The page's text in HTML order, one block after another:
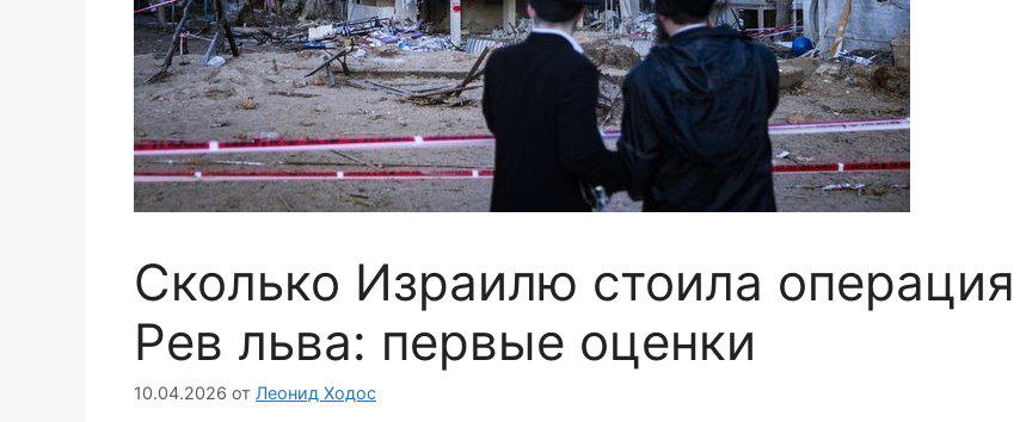
Сколько Израилю стоила операция
Рев льва: первые оценки
10.04.2026 от Леонид Ходос